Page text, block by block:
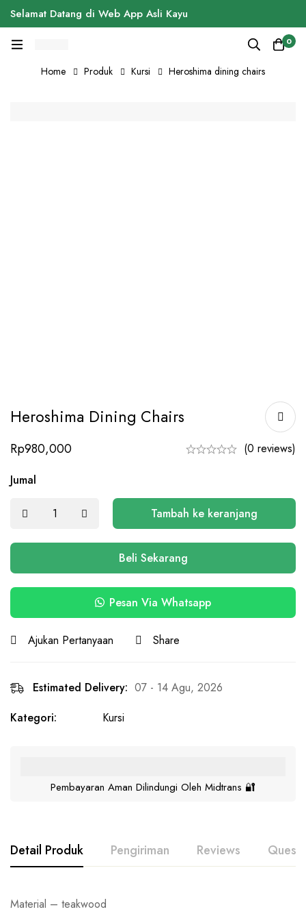
Selamat Datang di Web App Asli Kayu
0
Home Produk Kursi Heroshima dining chairs
Heroshima Dining Chairs
Rp980,000
(0 reviews)
Jumal
Tambah ke keranjang
Beli Sekarang
Pesan Via Whatsapp
Ajukan Pertanyaan Share
Estimated Delivery: 07 - 14 Agu, 2026
Kategori:
Kursi
Pembayaran Aman Dilindungi Oleh Midtrans 🔐
Detail Produk Pengiriman Reviews
Material – teakwood